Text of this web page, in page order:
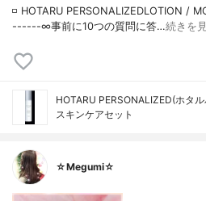
◽️ HOTARU PERSONALIZEDLOTION
------∞ 事前に10つの質問に答…続きを
HOTARU PERSONALIZED(ホタ
スキンケアセット
☆Megumi☆